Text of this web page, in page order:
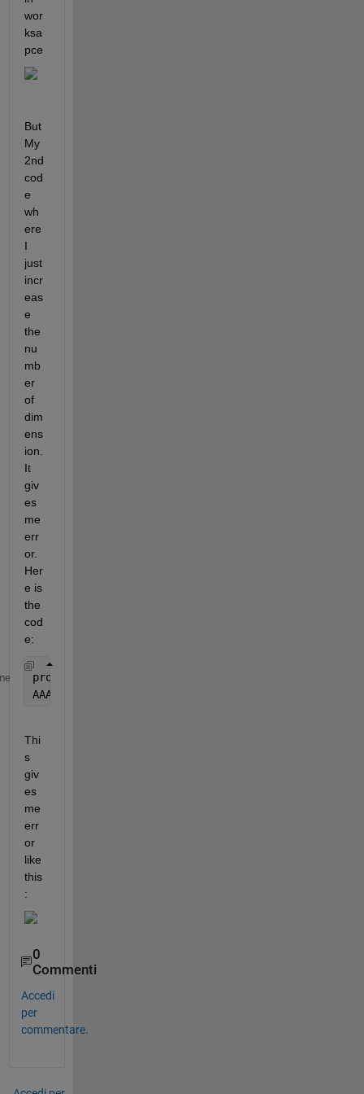
wor
ksa
pce
But
My
2nd
cod
e
wh
ere
I
just
incr
eas
e
the
nu
mb
er
of
dim
ens
ion.
It
giv
es
me
err
or.
Her
e is
the
cod
e:
prod = 1; ch = 1;sub = 1;
AAA(sub,prod,ch,:) =  A;
Thi
s
giv
es
me
err
or
like
this
:
0
Commenti
Accedi
per
commentare.